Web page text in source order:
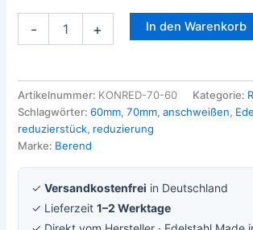
- + In den Warenkorb
Artikelnummer: KONRED-70-60 Kategorie:
Schlagwörter:60mm,70mm,anschweißen,
reduzierstück, reduzierung
Marke: Berend
✓Versandkostenfrei in Deutschland
✓ Lieferzeit1–2 Werktage